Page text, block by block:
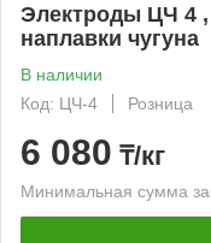
Электроды ЦЧ 4 ,
наплавки чугуна
В наличии
Код: ЦЧ-4
Розница
6 080 ₸/кг
Минимальная сумма